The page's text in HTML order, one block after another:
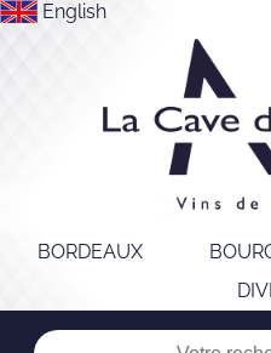
English
BORDEAUX